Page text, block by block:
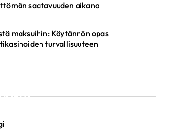
saatavuuden aikana
maksuihin: Käytännön opas
turvallisuuteen